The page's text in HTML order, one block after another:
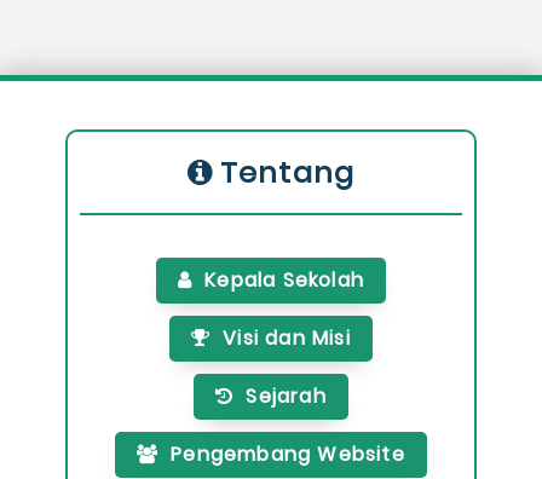
Tentang
Kepala Sekolah
Visi dan Misi
Sejarah
Pengembang Website